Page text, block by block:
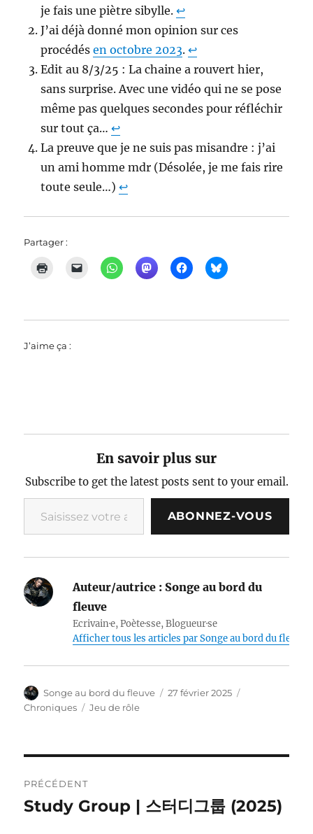
je fais une piètre sibylle.↩︎
J’ai déjà donné mon opinion sur ces
procédésen octobre 2023.↩︎
Edit au 8/3/25 : La chaine a rouvert hier,
sans surprise. Avec une vidéo qui ne se pose
même pas quelques secondes pour réfléchir
sur tout ça…↩︎
La preuve que je ne suis pas misandre : j’ai
un ami homme mdr (Désolée, je me fais rire
toute seule…)↩︎
Partager :
J’aime ça :
En savoir plus sur
Subscribe to get the latest posts sent to your email.
Saisissez votre adresse e-mail…
ABONNEZ-VOUS
Auteur/autrice : Songe au bord du
fleuve
Ecrivain·e, Poète·sse, Blogueur·se
Afficher tous les articles par Songe au bord du fleuve
Auteur
Songe au bord du fleuve
Publié
27 février 2025
Chroniques
Étiquettes
Jeu de rôle
de
PRÉCÉDENT
Publication
Study Group | 스터디그룹 (2025)